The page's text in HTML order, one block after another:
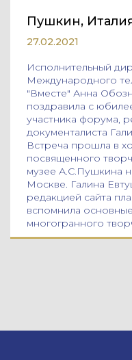
Пушкин,
27.02.2021
Исполнительный
Международного
"Вместе" Анна
поздравила с
участника форума,
документалиста
Встреча прошла в
посвященного
музее А.С.Пушкина
Москве. Галина
редакцией сайта
вспомнила
многогранного